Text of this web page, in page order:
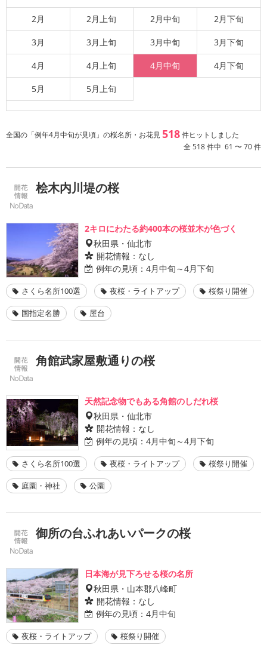
2月 2月上旬 2月中旬 2月下旬
3月 3月上旬 3月中旬 3月下旬
4月 4月上旬 4月中旬 4月下旬
5月 5月上旬
全国の「例年4月中旬が見頃」の桜名所・お花見518件ヒットしました
全 518 件中 61 〜 70 件
桧木内川堤の桜
2キロにわたる約400本の桜並木が色づく
秋田県・仙北市
開花情報： なし
例年の見頃： 4月中旬～4月下旬
さくら名所100選 夜桜・ライトアップ 桜祭り開催
国指定名勝 屋台
角館武家屋敷通りの桜
天然記念物でもある角館のしだれ桜
秋田県・仙北市
開花情報： なし
例年の見頃： 4月中旬～4月下旬
さくら名所100選 夜桜・ライトアップ 桜祭り開催
庭園・神社 公園
御所の台ふれあいパークの桜
日本海が見下ろせる桜の名所
秋田県・山本郡八峰町
開花情報： なし
例年の見頃： 4月中旬
夜桜・ライトアップ 桜祭り開催